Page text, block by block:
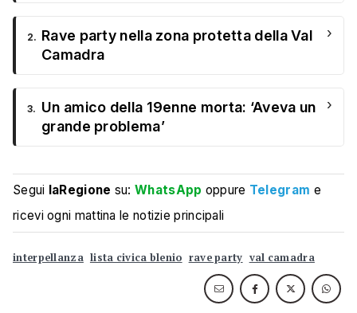
2. Rave party nella zona protetta della Val
Camadra
›
3. Un amico della 19enne morta: ‘Aveva un
grande problema’
›
Segui laRegione su:WhatsApp oppure Telegram e
ricevi ogni mattina le notizie principali
interpellanza lista civica blenio rave party val camadra